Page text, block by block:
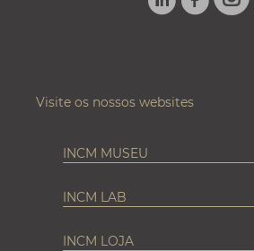
Visite os nossos websites
INCM MUSEU
INCM LAB
INCM LOJA